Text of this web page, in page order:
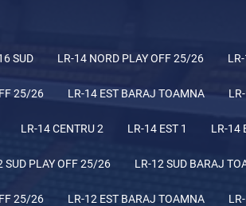
SUD LR-14 NORD PLAY OFF 25/26
25/26 LR-14 EST BARAJ TOAMNA
LR-14 CENTRU 2 LR-14 EST 1 LR-14
SUD PLAY OFF 25/26 LR-12 SUD BARAJ
25/26 LR-12 EST BARAJ TOAMNA